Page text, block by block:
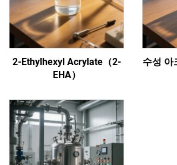
2-Ethylhexyl Acrylate（2-
EHA）
수성 아